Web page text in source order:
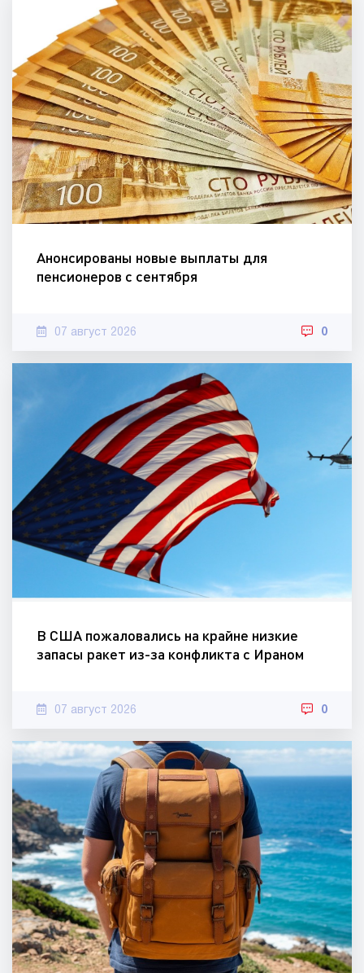
Анонсированы новые выплаты для
пенсионеров с сентября
07 август 2026 0
В США пожаловались на крайне низкие
запасы ракет из-за конфликта с Ираном
07 август 2026 0